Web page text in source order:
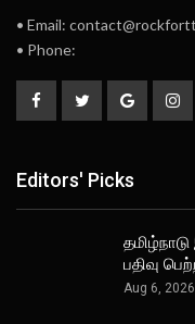
• Email:
• Phone:
Editors' Picks
பதிவு
Aug 6, 2026